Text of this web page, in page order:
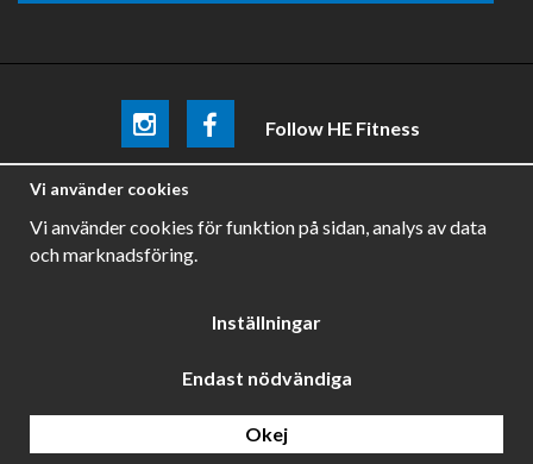
Follow HE Fitness
Be the firstto know aboutpromotions, news and training
Vi använder cookies
Vi använder cookies för funktion på sidan, analys av data
och marknadsföring.
Inställningar
Endast nödvändiga
Okej